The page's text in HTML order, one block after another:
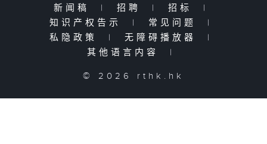
新闻稿 | 招聘 | 招标
|
知识产权告示
| 常见问题
|
私隐政策
| 无障碍播放器
|
其他语言内容
|
© 2026 rthk.hk